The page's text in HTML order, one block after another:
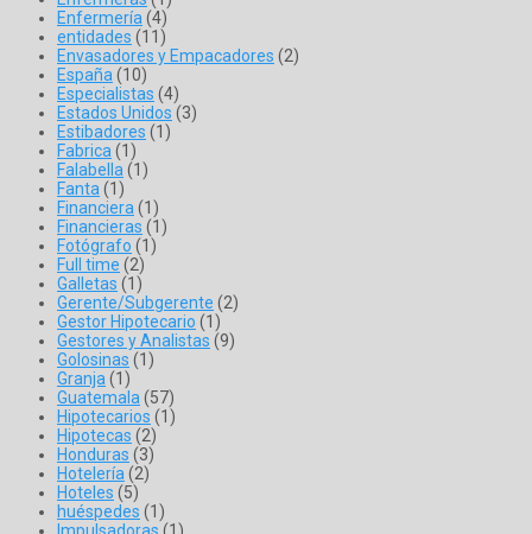
Enfermería(4)
entidades (11)
Envasadores y Empacadores (2)
España(10)
Especialistas (4)
Estados Unidos (3)
Estibadores (1)
Fabrica(1)
Falabella(1)
Fanta(1)
Financiera(1)
Financieras (1)
Fotógrafo (1)
Full time (2)
Galletas (1)
Gerente/Subgerente (2)
Gestor Hipotecario (1)
Gestores y Analistas (9)
Golosinas (1)
Granja(1)
Guatemala(57)
Hipotecarios (1)
Hipotecas (2)
Honduras (3)
Hotelería(2)
Hoteles (5)
huéspedes (1)